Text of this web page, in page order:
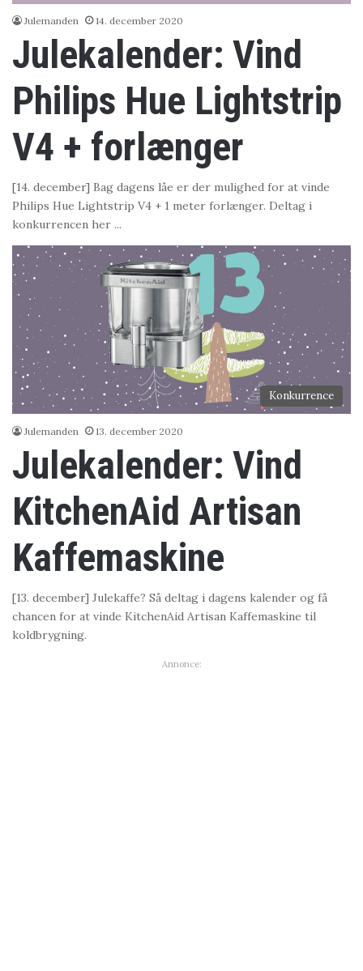
Julemanden 14. december 2020
Julekalender: Vind
Philips Hue Lightstrip
V4 + forlænger
[14. december] Bag dagens låe er der mulighed for at vinde
Philips Hue Lightstrip V4 + 1 meter forlænger. Deltag i
konkurrencen her ...
Konkurrence
Julemanden 13. december 2020
Julekalender: Vind
KitchenAid Artisan
Kaffemaskine
[13. december] Julekaffe? Så deltag i dagens kalender og få
chancen for at vinde KitchenAid Artisan Kaffemaskine til
koldbrygning.
Annonce: